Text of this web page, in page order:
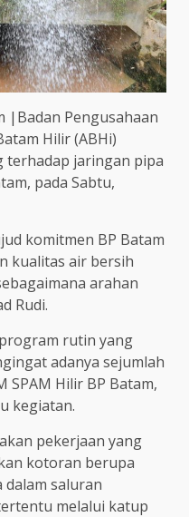
|Badan Pengusahaan
Hilir (ABHi)
terhadap jaringan pipa
pada Sabtu,
komitmen BP Batam
kualitas air bersih
arahan
Rudi.
rutin yang
adanya sejumlah
SPAM Hilir BP Batam,
kegiatan.
pekerjaan yang
kotoran berupa
dalam saluran
melalui katup